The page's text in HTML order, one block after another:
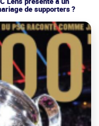
de supporters ?